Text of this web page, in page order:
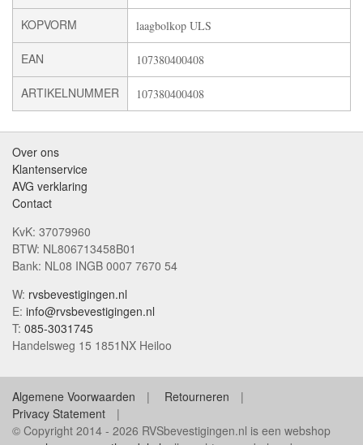
KOPVORM laagbolkop ULS
EAN 107380400408
ARTIKELNUMMER 107380400408
Over ons
Klantenservice
AVG verklaring
Contact
KvK: 37079960
BTW: NL806713458B01
Bank: NL08 INGB 0007 7670 54
W: rvsbevestigingen.nl
E: info@rvsbevestigingen.nl
T: 085-3031745
Handelsweg 15 1851NX Heiloo
Algemene Voorwaarden
Retourneren
Privacy Statement
© Copyright 2014 - 2026 RVSbevestigingen.nl is een webshop